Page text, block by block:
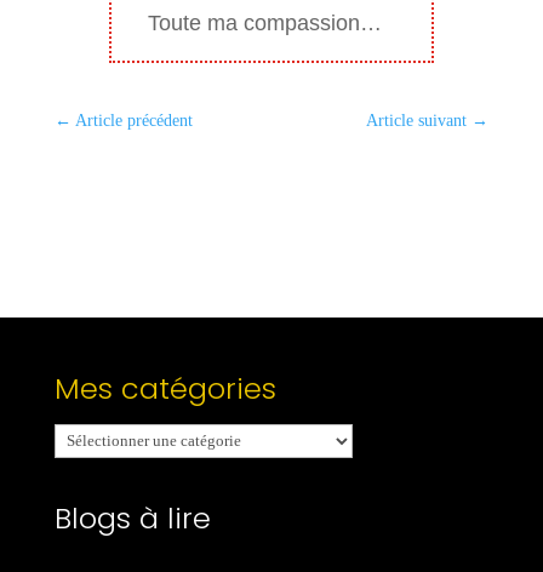
Toute ma compassion…
← Article précédent Article suivant →
Mes catégories
Mes
catégories
Blogs à lire